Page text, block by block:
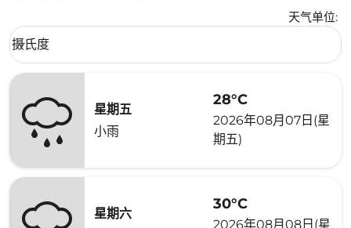
天气单位:
Weather unit option 摄氏度 Selected
摄氏度
keyboard_arrow_down
星期五
小雨
28°C
2026年08月07日(星
期五)
星期六
30°C
2026年08月08日(星